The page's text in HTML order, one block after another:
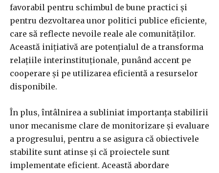
favorabil pentru schimbul de bune practici și
pentru dezvoltarea unor politici publice eficiente,
care să reflecte nevoile reale ale comunităților.
Această inițiativă are potențialul de a transforma
relațiile interinstituționale, punând accent pe
cooperare și pe utilizarea eficientă a resurselor
disponibile.
În plus, întâlnirea a subliniat importanța stabilirii
unor mecanisme clare de monitorizare și evaluare
a progresului, pentru a se asigura că obiectivele
stabilite sunt atinse și că proiectele sunt
implementate eficient. Această abordare